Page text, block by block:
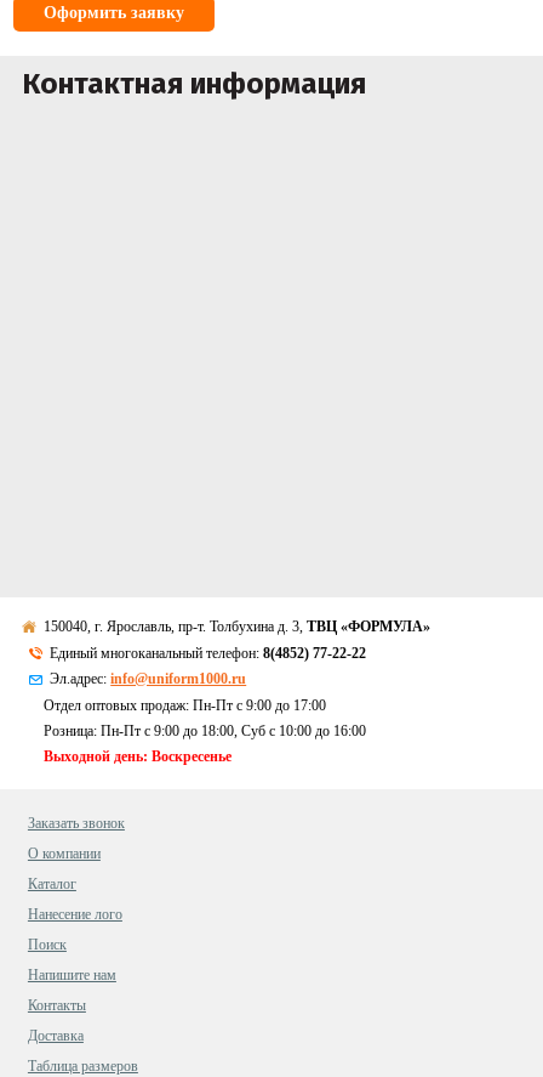
Оформить заявку
Контактная информация
150040, г. Ярославль, пр-т. Толбухина д. 3,ТВЦ «ФОРМУЛА»
Единый многоканальный телефон:8(4852) 77-22-22
Эл.адрес:info@uniform1000.ru
Отдел оптовых продаж: Пн-Пт с 9:00 до 17:00
Розница: Пн-Пт с 9:00 до 18:00, Суб c 10:00 до 16:00
Выходной день: Воскресенье
Заказать звонок
О компании
Каталог
Нанесение лого
Поиск
Напишите нам
Контакты
Доставка
Таблица размеров